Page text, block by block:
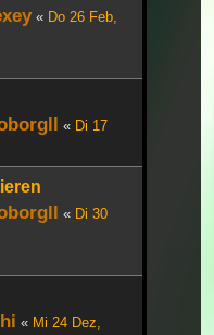
« Do 26 Feb,
« Di 17
« Di 30
« Mi 24 Dez,